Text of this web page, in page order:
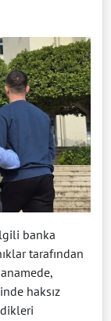
banka
tarafından
haksız